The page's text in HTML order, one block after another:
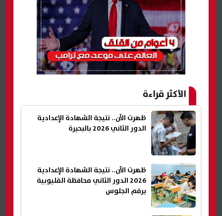
الأكثر قراءة
ظهرت الآن.. نتيجة الشهادة الإعدادية
الدور الثاني 2026 بالبحيرة
ظهرت الآن.. نتيجة الشهادة الإعدادية
2026 الدور الثاني محافظة القليوبية
برقم الجلوس